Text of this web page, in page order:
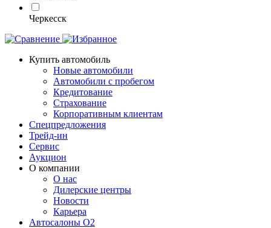
Черкесск
Купить автомобиль
Новые автомобили
Автомобили с пробегом
Кредитование
Страхование
Корпоративным клиентам
Спецпредложения
Трейд-ин
Сервис
Аукцион
О компании
О нас
Дилерские центры
Новости
Карьера
Автосалоны O2